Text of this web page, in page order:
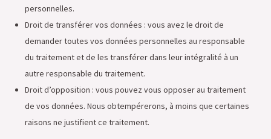
personnelles.
Droit de transférer vos données : vous avez le droit de
demander toutes vos données personnelles au responsable
du traitement et de les transférer dans leur intégralité à un
autre responsable du traitement.
Droit d’opposition : vous pouvez vous opposer au traitement
de vos données. Nous obtempérerons, à moins que certaines
raisons ne justifient ce traitement.